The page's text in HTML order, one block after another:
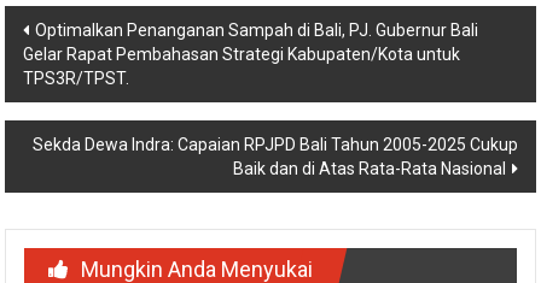
Navigasi
pos
Optimalkan Penanganan Sampah di Bali, PJ. Gubernur Bali
Gelar Rapat Pembahasan Strategi Kabupaten/Kota untuk
TPS3R/TPST.
Sekda Dewa Indra: Capaian RPJPD Bali Tahun 2005-2025 Cukup
Baik dan di Atas Rata-Rata Nasional
Mungkin Anda Menyukai